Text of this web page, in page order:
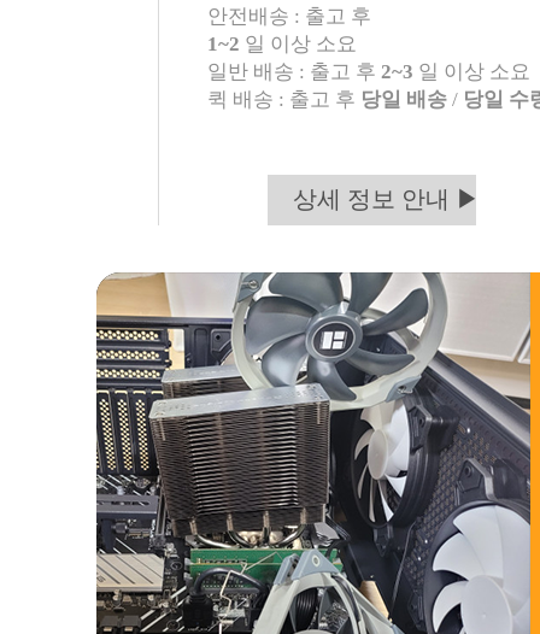
안전배송 : 출고 후
1~2 일 이상 소요
일반 배송 : 출고 후 2~3 일 이상 소요
퀵 배송 : 출고 후 당일 배송 / 당일 수
상세 정보 안내 ▶